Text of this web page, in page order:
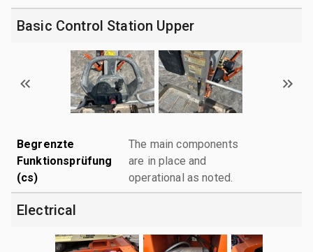
Basic Control Station Upper
Begrenzte
Funktionsprüfung
(cs)
The main components
are in place and
operational as noted.
Electrical